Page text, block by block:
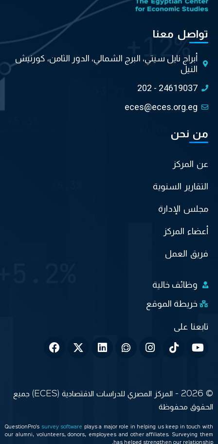
تواصل معنا
أبراج نايل سيتي، البرج الشمالي، الدور الثامن، كورنيش
النيل
202 - 24619037
eces@eces.org.eg
من نحن
عن المركز
التقارير السنوية
مجلس الإدارة
أعضاء المركز
فريق العمل
وظائف خالية
خريطة الموقع
© 2026 - المركز المصري للدراسات الاقتصادية (ECES) جميع
الحقوق محفوظة
QuestionPro’s survey software
plays a major role in helping us keep in touch with
our alumni, volunteers, donors, employees and other affiliates. Surveying them
has helped strengthen our relationship.